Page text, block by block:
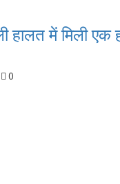
हालत में मिली एक
0